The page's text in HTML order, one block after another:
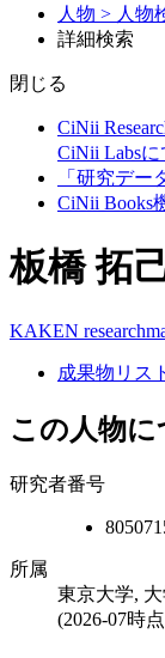
人物 > 人物
詳細検索
閉じる
CiNii
CiNii Labs
「研究デ
CiNii Books
板橋 拓
KAKEN
成果物リス
この人物に
研究者番号
所属
東京大学,
(2026-07時